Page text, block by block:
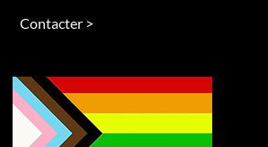
Contacter >